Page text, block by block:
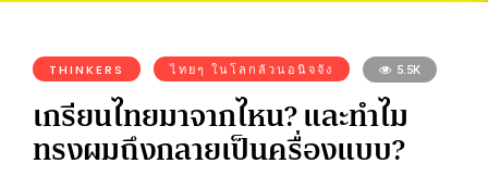
THINKERS ไทยๆ ในโลกล้วนอนิจจัง 5.5K
เกรียนไทยมาจากไหน? และทำไม
ทรงผมถึงกลายเป็นครื่องแบบ?